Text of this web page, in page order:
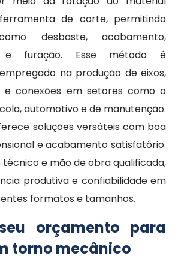
de corte, permitindo
desbaste, acabamento,
e furação. Esse método é
na produção de eixos,
e conexões em setores como o
automotivo e de manutenção.
soluções versáteis com boa
e acabamento satisfatório.
e mão de obra qualificada,
produtiva e confiabilidade em
formatos e tamanhos.
orçamento para
torno mecânico